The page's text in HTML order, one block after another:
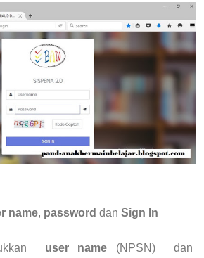
name, password dan Sign In
user name (NPSN) dan